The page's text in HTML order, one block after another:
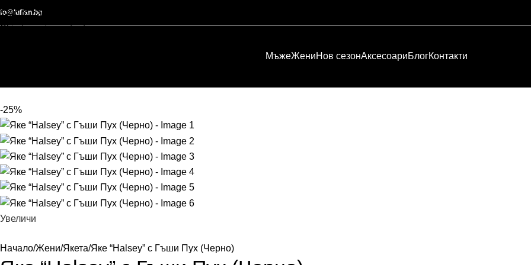
Skip to navigation
Skip to main content
МъжеЖениНов сезонАксесоариБлогКонтакти
-25%
Увеличи
Начало Жени Якета Яке “Halsey” с Гъши Пух (Черно)